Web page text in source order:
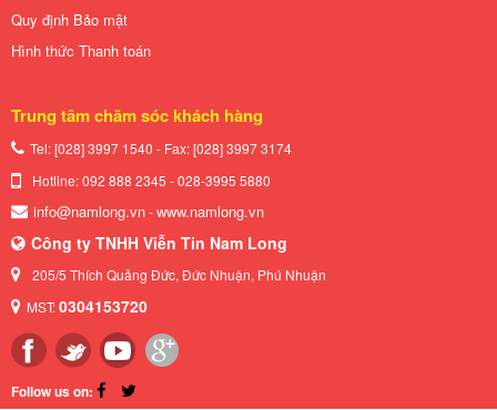
Quy định Bảo mật
Hình thức Thanh toán
Trung tâm chăm sóc khách hàng
Tel: [028] 3997 1540 - Fax: [028]3997 3174
Hotline: 092 888 2345 - 028-3995 5880
info@namlong.vn-www.namlong.vn
Công ty TNHH Viễn Tin Nam Long
205/5 Thích Quảng Đức, Đức Nhuận, Phú Nhuận
MST:0304153720
Follow us on: